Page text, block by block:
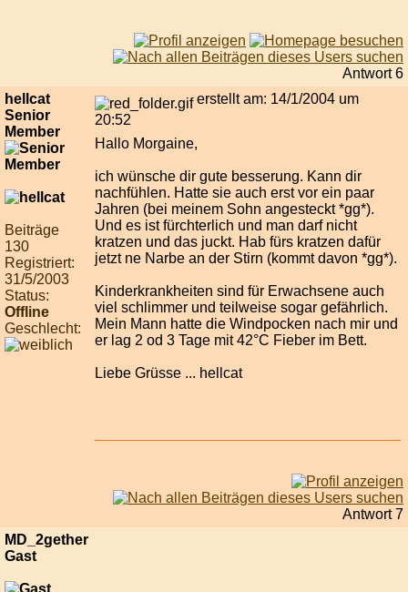
Antwort 6
hellcat
Senior
Member
Beiträge
130
Registriert:
31/5/2003
Status:
Offline
Geschlecht:
erstellt am: 14/1/2004 um
20:52
Hallo Morgaine,
ich wünsche dir gute besserung. Kann dir
nachfühlen. Hatte sie auch erst vor ein paar
Jahren (bei meinem Sohn angesteckt *gg*).
Und es ist fürchterlich und man darf nicht
kratzen und das juckt. Hab fürs kratzen dafür
jetzt ne Narbe an der Stirn (kommt davon *gg*).
Kinderkrankheiten sind für Erwachsene auch
viel schlimmer und teilweise sogar gefährlich.
Mein Mann hatte die Windpocken nach mir und
er lag 2 od 3 Tage mit 42°C Fieber im Bett.
Liebe Grüsse ... hellcat
Antwort 7
MD_2gether
Gast